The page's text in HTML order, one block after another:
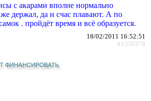
с акарами вполне нормально
держал, да и счас плавают. А по
. пройдёт время и всё образуется.
18/02/2011 16:52:51
#1359278